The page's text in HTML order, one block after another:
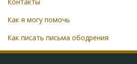
Как я могу помочь
Как писать письма ободрения